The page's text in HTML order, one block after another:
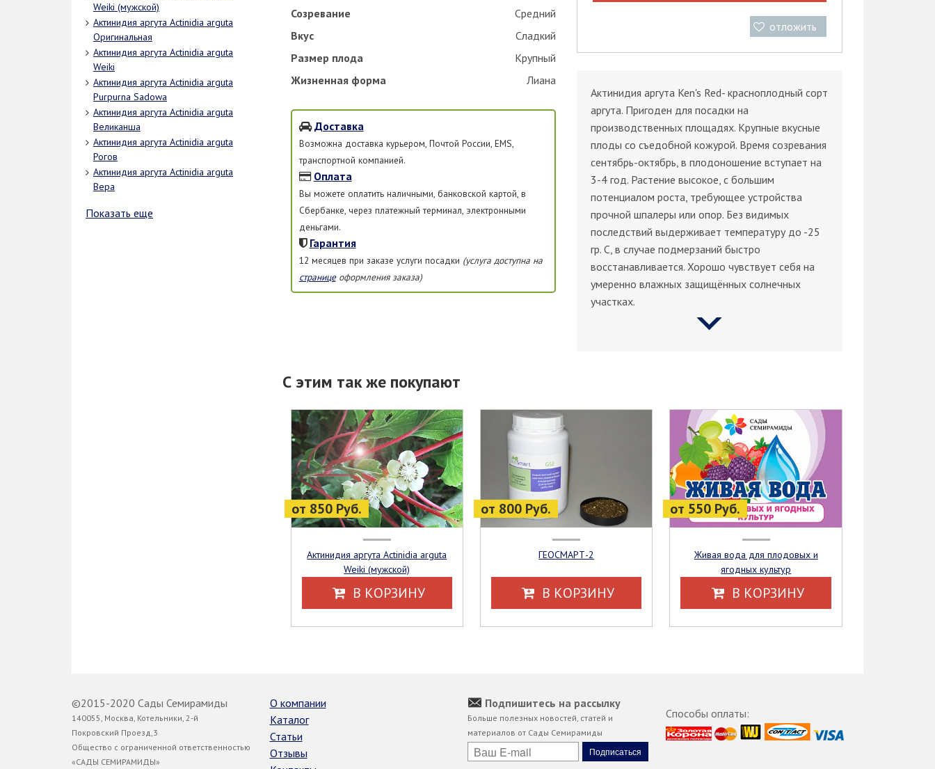
Weiki (мужской)
Актинидия аргута Actinidia arguta
Оригинальная
Актинидия аргута Actinidia arguta
Weiki
Актинидия аргута Actinidia arguta
Purpurna Sadowa
Актинидия аргута Actinidia arguta
Великанша
Актинидия аргута Actinidia arguta
Рогов
Актинидия аргута Actinidia arguta
Вера
Показать еще
Созревание
Средний
Вкус
Сладкий
Размер плода
Крупный
Жизненная форма
Лиана
Доставка
Возможна доставка курьером, Почтой России, EMS,
транспортной компанией.
Оплата
Вы можете оплатить наличными, банковской картой, в
Сбербанке, через платежный терминал, электронными
деньгами.
Гарантия
12 месяцев при заказе услуги посадки (услуга доступна на
страницеоформления заказа)
отложить
Актинидия аргута Ken's Red- красноплодный сорт
аргута. Пригоден для посадки на
производственных площадях. Крупные вкусные
плоды со съедобной кожурой. Время созревания
сентябрь-октябрь, в плодоношение вступает на
3-4 год. Растение высокое, с большим
потенциалом роста, требующее устройства
прочной шпалеры или опор. Без видимых
последствий выдерживает температуру до -25
гр. С, в случае подмерзаний быстро
восстанавливается. Хорошо чувствует себя на
умеренно влажных защищённых солнечных
участках.
С этим так же покупают
от 850 Руб.
Актинидия аргута Actinidia arguta
Weiki (мужской)
В КОРЗИНУ
от 800 Руб.
ГЕОСМАРТ-2
В КОРЗИНУ
от 550 Руб.
Живая вода для плодовых и
ягодных культур
В КОРЗИНУ
©2015-2020 Сады Семирамиды
140055, Москва, Котельники, 2-й
Покровский Проезд,3
Общество с ограниченной ответственностью
«САДЫ СЕМИРАМИДЫ»
О компании
Каталог
Статьи
Отзывы
Подпишитесь на рассылку
Больше полезных новостей, статей и
материалов от Сады Семирамиды
Способы оплаты: